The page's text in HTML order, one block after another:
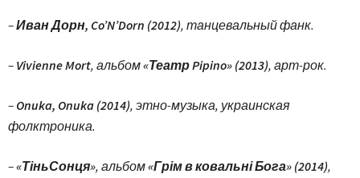
–Иван Дорн, Co’N’Dorn (2012), танцевальный фанк.
– Vivienne Mort, альбом«Театр Pipino» (2013), арт-рок.
– Onuka, Onuka (2014), этно-музыка, украинская
фолктроника.
–«ТіньСонця», альбом«Грім в ковальні Бога» (2014),